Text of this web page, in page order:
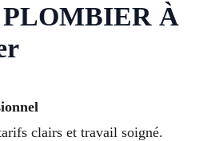
À
clairs et travail soigné.